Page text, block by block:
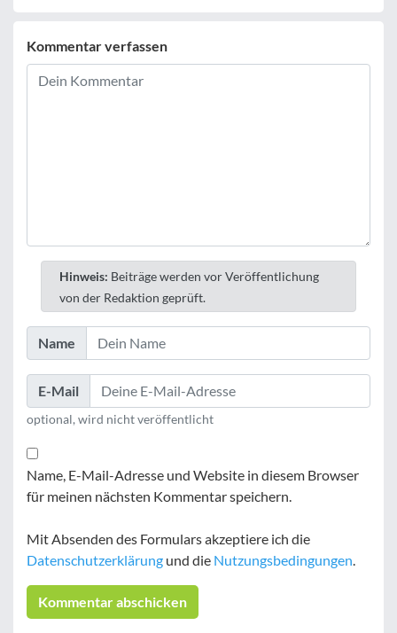
Kommentar verfassen
Hinweis: Beiträge werden vor Veröffentlichung
von der Redaktion geprüft.
Name
E-Mail
optional, wird nicht veröffentlicht
Name, E-Mail-Adresse und Website in diesem Browser
für meinen nächsten Kommentar speichern.
Mit Absenden des Formulars akzeptiere ich die
Datenschutzerklärung und die Nutzungsbedingungen.